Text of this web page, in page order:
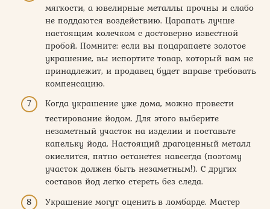
мягкости, а ювелирные металлы прочны и слабо
не поддаются воздействию. Царапать лучше
настоящим колечком с достоверно известной
пробой. Помните: если вы поцарапаете золотое
украшение, вы испортите товар, который вам не
принадлежит, и продавец будет вправе требовать
компенсацию.
Когда украшение уже дома, можно провести
тестирование йодом. Для этого выберите
незаметный участок на изделии и поставьте
капельку йода. Настоящий драгоценный металл
окислится, пятно останется навсегда (поэтому
участок должен быть незаметным!). С других
составов йод легко стереть без следа.
Украшение могут оценить в ломбарде. Мастер